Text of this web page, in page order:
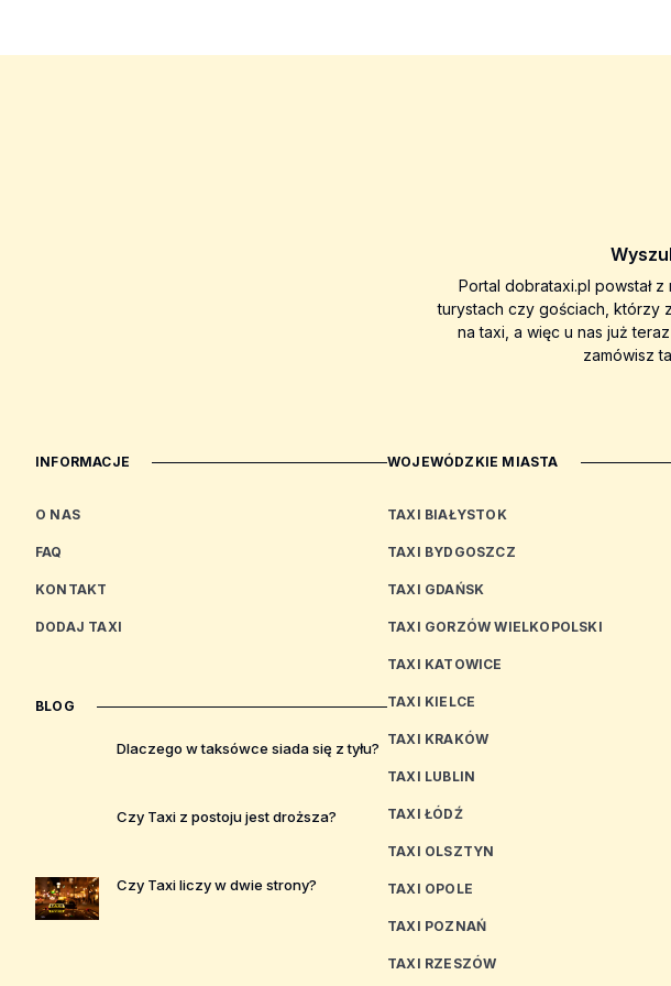
Portal dobrataxi.pl powstał
turystach czy gościach, którzy
na taxi, a więc u nas już
zamówisz
INFORMACJE
O NAS
FAQ
KONTAKT
DODAJ TAXI
BLOG
Dlaczego w taksówce siada się z tyłu?
Czy Taxi z postoju jest droższa?
Czy Taxi liczy w dwie strony?
WOJEWÓDZKIE MIASTA
TAXI BIAŁYSTOK
TAXI BYDGOSZCZ
TAXI GDAŃSK
TAXI GORZÓW WIELKOPOLSKI
TAXI KATOWICE
TAXI KIELCE
TAXI KRAKÓW
TAXI LUBLIN
TAXI ŁÓDŹ
TAXI OLSZTYN
TAXI OPOLE
TAXI POZNAŃ
TAXI RZESZÓW